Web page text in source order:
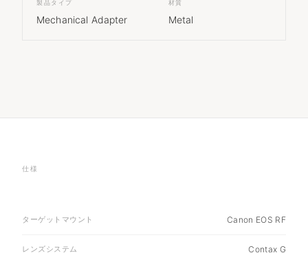
製品タイプ
Mechanical Adapter
材質
Metal
仕様
ターゲットマウント Canon EOS RF
レンズシステム Contax G